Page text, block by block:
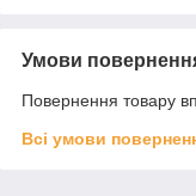
Умови
Повернення товару
Всі умови